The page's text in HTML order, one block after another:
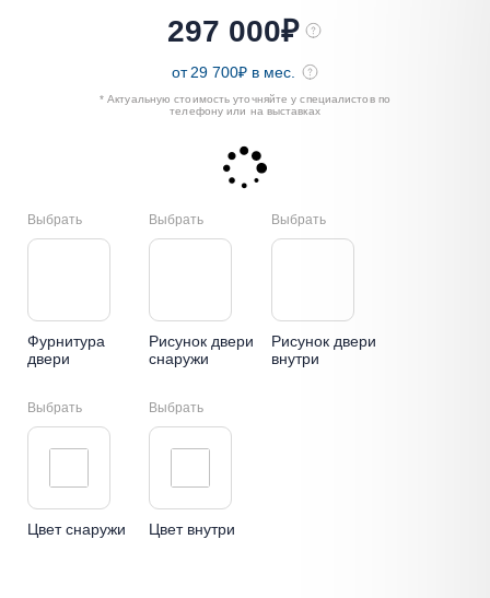
297 000₽
от 29 700₽ в мес.
* Актуальную стоимость уточняйте у специалистов по
телефону или на выставках
Выбрать
Фурнитура
двери
Выбрать
Рисунок двери
снаружи
Выбрать
Рисунок двери
внутри
Выбрать
Цвет снаружи
Выбрать
Цвет внутри